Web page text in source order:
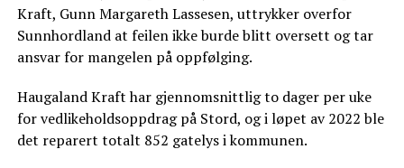
Kraft, Gunn Margareth Lassesen, uttrykker overfor
Sunnhordland at feilen ikke burde blitt oversett og tar
ansvar for mangelen på oppfølging.
Haugaland Kraft har gjennomsnittlig to dager per uke
for vedlikeholdsoppdrag på Stord, og i løpet av 2022 ble
det reparert totalt 852 gatelys i kommunen.